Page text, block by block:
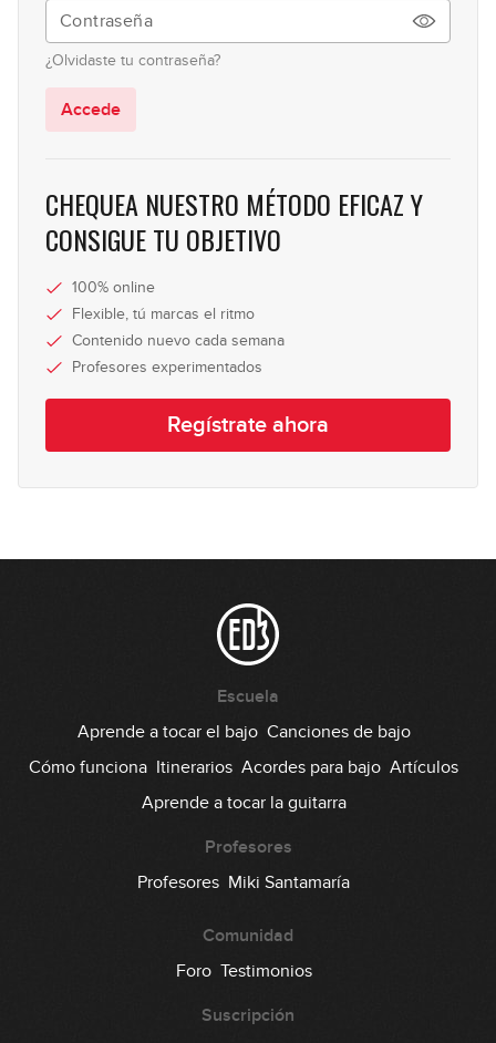
08:52
08:20
07:26
07:21
04:53
#109: Groove Swingado en Gm
05:42
#113: Fingerstyle Groove 6x8 en Em
#114: Slap OHTP en Bm
#115: Línea con 9as y 10as en Em
¿Olvidaste tu contraseña?
Accede
CHEQUEA NUESTRO MÉTODO EFICAZ Y
CONSIGUE TU OBJETIVO
100% online
Flexible, tú marcas el ritmo
Contenido nuevo cada semana
Profesores experimentados
Regístrate ahora
Escuela
Aprende a tocar el bajo Canciones de bajo
Cómo funciona Itinerarios Acordes para bajo Artículos
Aprende a tocar la guitarra
Profesores
Profesores Miki Santamaría
Comunidad
Foro Testimonios
Suscripción